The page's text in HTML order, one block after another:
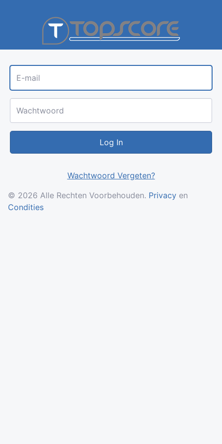
E-mail
Wachtwoord
Log In
Wachtwoord Vergeten?
© 2026 Alle Rechten Voorbehouden. Privacy en
Condities